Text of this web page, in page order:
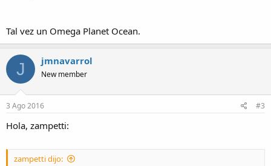
Tal vez un Omega Planet Ocean.
J jmnavarrol
New member
3 Ago 2016 #3
Hola, zampetti:
zampetti dijo: